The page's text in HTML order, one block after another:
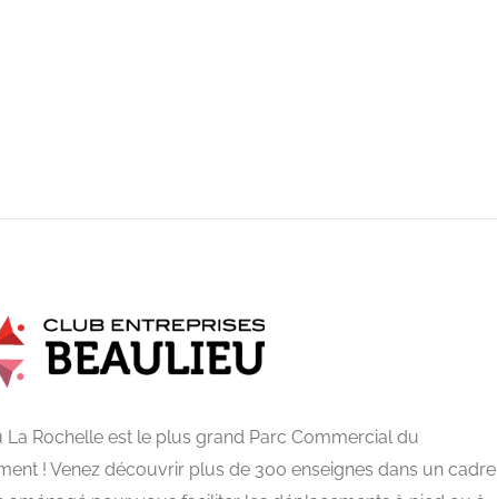
La Rochelle est le plus grand Parc Commercial du
! Venez découvrir plus de 300 enseignes dans un cadre